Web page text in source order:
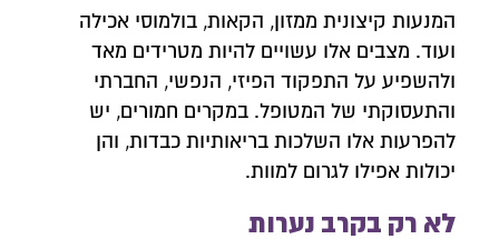
המנעות קיצונית ממזון, הקאות, בולמוסי אכילה
ועוד. מצבים אלו עשויים להיות מטרידים מאד
ולהשפיע על התפקוד הפיזי, הנפשי, החברתי
והתעסוקתי של המטופל. במקרים חמורים, יש
להפרעות אלו השלכות בריאותיות כבדות, והן
יכולות אפילו לגרום למוות.
לא רק בקרב נערות